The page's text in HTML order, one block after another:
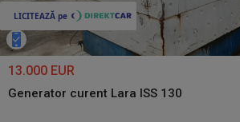
13.000 EUR
Generator curent Lara ISS 130